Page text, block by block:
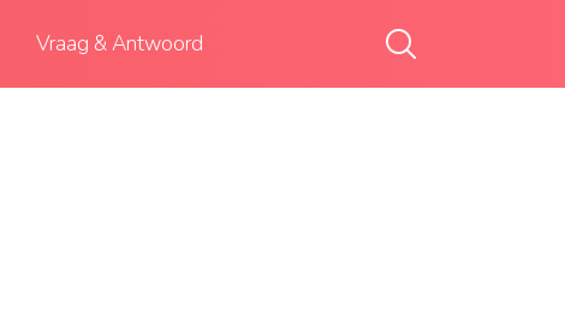
Vraag & Antwoord